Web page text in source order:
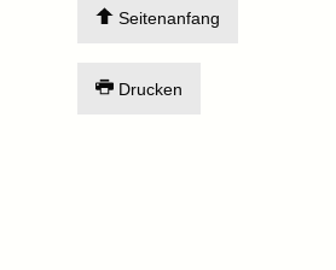
Seitenanfang
Drucken